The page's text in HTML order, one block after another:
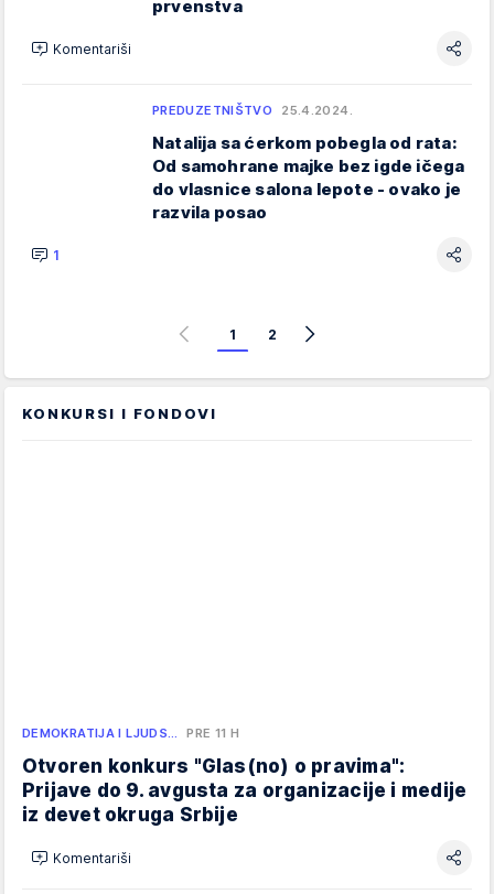
prvenstva
Komentariši
PREDUZETNIŠTVO 25.4.2024.
Natalija sa ćerkom pobegla od rata:
Od samohrane majke bez igde ičega
do vlasnice salona lepote - ovako je
razvila posao
1
1 2
KONKURSI I FONDOVI
DEMOKRATIJA I LJUDS… PRE 11 H
Otvoren konkurs "Glas(no) o pravima":
Prijave do 9. avgusta za organizacije i medije
iz devet okruga Srbije
Komentariši